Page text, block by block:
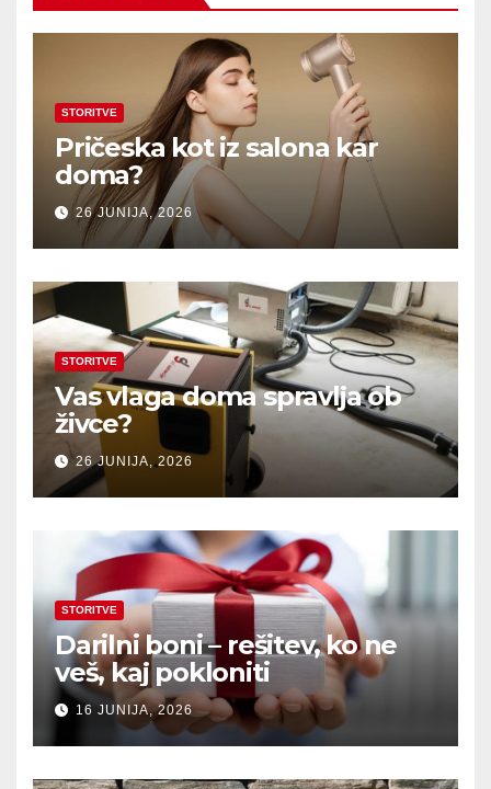
STORITVE
Pričeska kot iz salona kar
doma?
26 JUNIJA, 2026
STORITVE
Vas vlaga doma spravlja ob
živce?
26 JUNIJA, 2026
STORITVE
Darilni boni – rešitev, ko ne
veš, kaj pokloniti
16 JUNIJA, 2026